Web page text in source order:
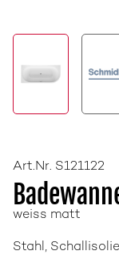
Art.Nr. S121122
weiss matt
Stahl,